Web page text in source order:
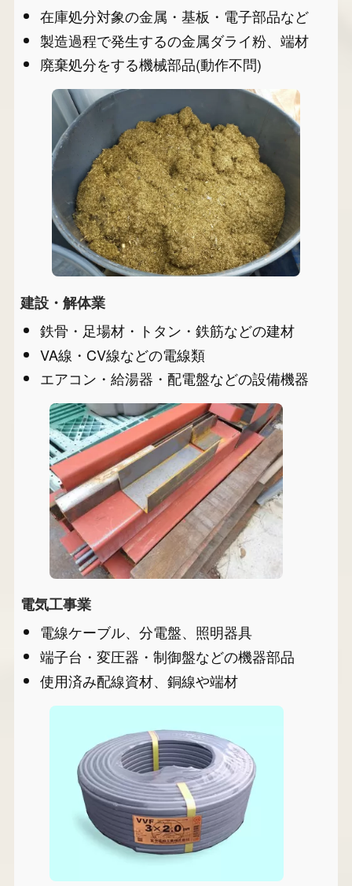
在庫処分対象の金属・基板・電子部品など
製造過程で発生するの金属ダライ粉、端材
廃棄処分をする機械部品(動作不問)
建設・解体業
鉄骨・足場材・トタン・鉄筋などの建材
VA線・CV線などの電線類
エアコン・給湯器・配電盤などの設備機器
電気工事業
電線ケーブル、分電盤、照明器具
端子台・変圧器・制御盤などの機器部品
使用済み配線資材、銅線や端材